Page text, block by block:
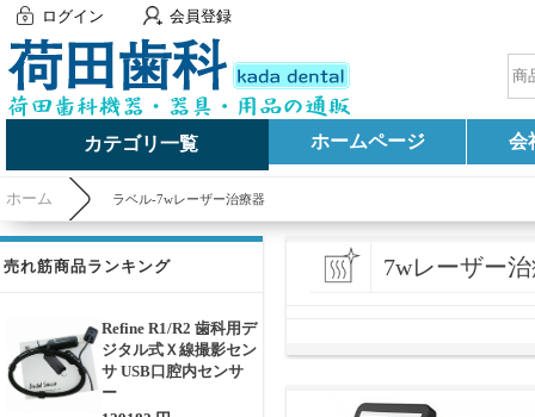
ログイン 会員登録
カテゴリ一覧 ホームページ 会
ホーム ラベル-7wレーザー治療器
売れ筋商品ランキング
Refine R1/R2 歯科用デ
ジタル式Ｘ線撮影セン
サ USB口腔内センサ
ー
7wレーザー